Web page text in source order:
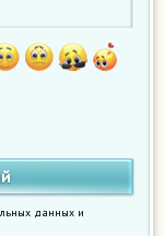
данных и